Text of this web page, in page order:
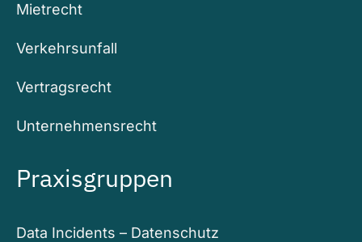
Mietrecht
Verkehrsunfall
Vertragsrecht
Unternehmensrecht
Praxisgruppen
Data Incidents – Datenschutz